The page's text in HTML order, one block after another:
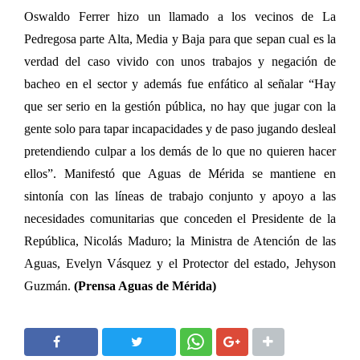
Oswaldo Ferrer hizo un llamado a los vecinos de La
Pedregosa parte Alta, Media y Baja para que sepan cual es la
verdad del caso vivido con unos trabajos y negación de
bacheo en el sector y además fue enfático al señalar “Hay
que ser serio en la gestión pública, no hay que jugar con la
gente solo para tapar incapacidades y de paso jugando desleal
pretendiendo culpar a los demás de lo que no quieren hacer
ellos”. Manifestó que Aguas de Mérida se mantiene en
sintonía con las líneas de trabajo conjunto y apoyo a las
necesidades comunitarias que conceden el Presidente de la
República, Nicolás Maduro; la Ministra de Atención de las
Aguas, Evelyn Vásquez y el Protector del estado, Jehyson
Guzmán. (Prensa Aguas de Mérida)